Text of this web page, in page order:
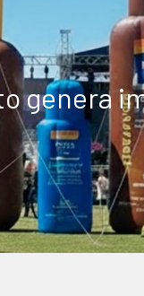
genera